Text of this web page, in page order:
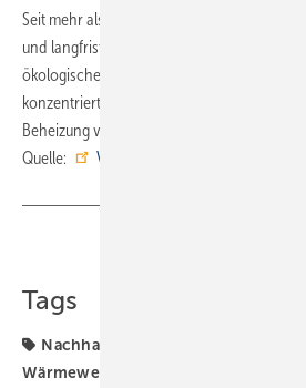
Seit mehr als 10 Jahren verfolgt das
und langfristige Nachhaltigkeitsstrategie, in
ökologische und soziale Ziele festgelegt
konzentriert sich auf Wärmepumpen, die
Beheizung von Gebäuden nutzen. ■
Quelle:
Vaillant
Tags
Nachhaltigkeit
Wärmewende